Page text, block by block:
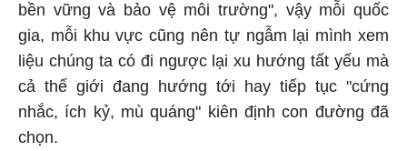
bền vững và bảo vệ môi trường", vậy mỗi quốc
gia, mỗi khu vực cũng nên tự ngẫm lại mình xem
liệu chúng ta có đi ngược lại xu hướng tất yếu mà
cả thế giới đang hướng tới hay tiếp tục "cứng
nhắc, ích kỷ, mù quáng" kiên định con đường đã
chọn.